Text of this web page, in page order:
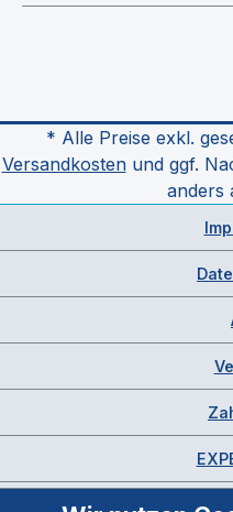
* Alle Preise exkl.
Versandkostenund ggf.
anders